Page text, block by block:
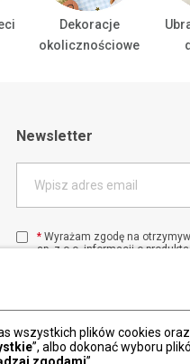
wszystkich plików cookies
”, albo dokonać wyboru
Dekoracje
okolicznościowe
Newsletter
Wpisz adres email
* Wyrażam zgodę na
sp. z o.o. informacji o
W każdej chwili możesz z
więcej